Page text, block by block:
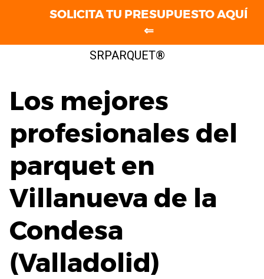
SRPARQUET®
Los mejores
profesionales del
parquet en
Villanueva de la
Condesa
(Valladolid)
SOLICITA TU PRESUPUESTO AQUÍ
⇐